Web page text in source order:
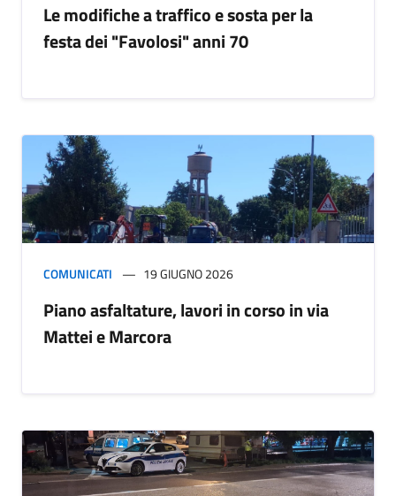
Le modifiche a traffico e sosta per la
festa dei "Favolosi" anni 70
COMUNICATI 19 GIUGNO 2026
Piano asfaltature, lavori in corso in via
Mattei e Marcora